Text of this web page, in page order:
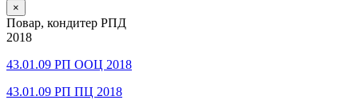
×
Повар, кондитер РПД
2018
43.01.09 РП ООЦ 2018
43.01.09 РП ПЦ 2018